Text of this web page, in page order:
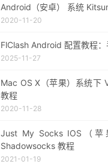
Android（安卓） 系统
2020-11-20
FlClash Android 配置教程
2025-11-27
Mac OS X（苹果）系统下
教程
2020-11-28
Just My Socks IOS（
Shadowsocks 教程
2021-01-19